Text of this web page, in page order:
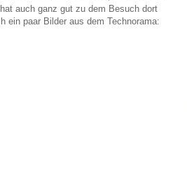
auch ganz gut zu dem Besuch dort
ein paar Bilder aus dem Technorama: